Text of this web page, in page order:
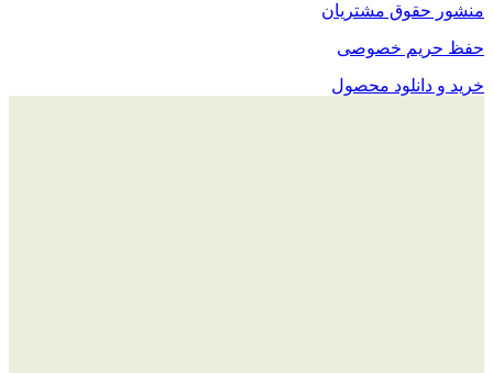
منشور حقوق مشتریان
حفظ حریم خصوصی
خرید و دانلود محصول